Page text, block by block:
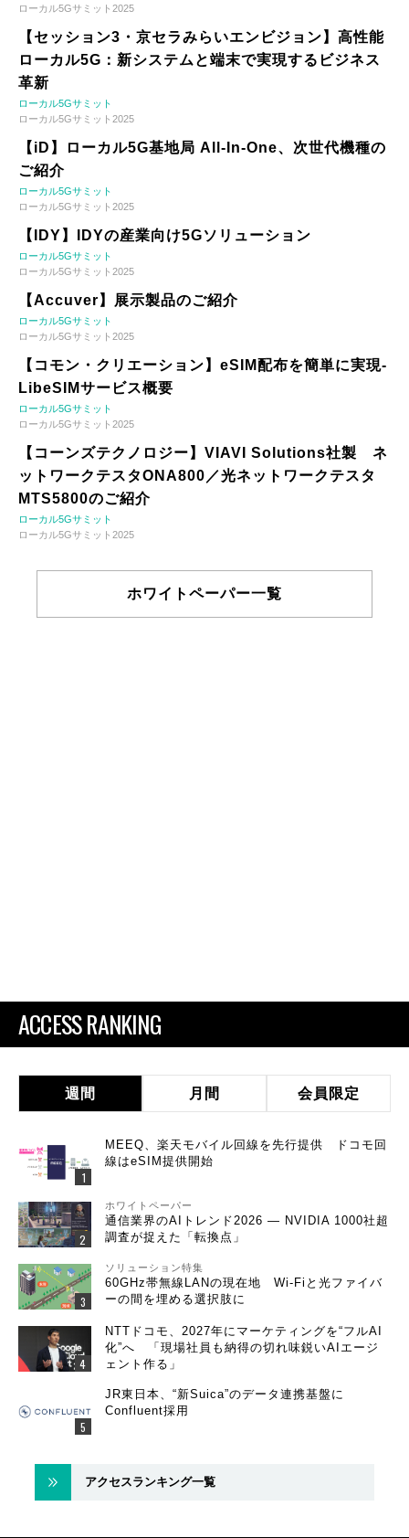
ローカル5Gサミット2025
【セッション3・京セラみらいエンビジョン】高性能
ローカル5G：新システムと端末で実現するビジネス
革新
ローカル5Gサミット
ローカル5Gサミット2025
【iD】ローカル5G基地局 All-In-One、次世代機種の
ご紹介
ローカル5Gサミット
ローカル5Gサミット2025
【IDY】IDYの産業向け5Gソリューション
ローカル5Gサミット
ローカル5Gサミット2025
【Accuver】展示製品のご紹介
ローカル5Gサミット
ローカル5Gサミット2025
【コモン・クリエーション】eSIM配布を簡単に実現-
LibeSIMサービス概要
ローカル5Gサミット
ローカル5Gサミット2025
【コーンズテクノロジー】VIAVI Solutions社製 ネ
ットワークテスタONA800／光ネットワークテスタ
MTS5800のご紹介
ローカル5Gサミット
ローカル5Gサミット2025
ホワイトペーパー一覧
ACCESS RANKING
週間 月間 会員限定
MEEQ、楽天モバイル回線を先行提供 ドコモ回
線はeSIM提供開始
ホワイトペーパー
通信業界のAIトレンド2026 ― NVIDIA 1000社超
調査が捉えた「転換点」
ソリューション特集
60GHz帯無線LANの現在地 Wi-Fiと光ファイバ
ーの間を埋める選択肢に
NTTドコモ、2027年にマーケティングを“フルAI
化”へ 「現場社員も納得の切れ味鋭いAIエージ
ェント作る」
JR東日本、“新Suica”のデータ連携基盤に
Confluent採用
アクセスランキング一覧